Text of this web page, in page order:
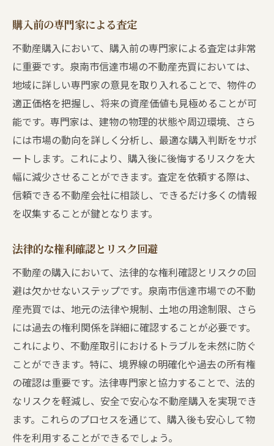
購入前の専門家による査定
不動産購入において、購入前の専門家による査定は非常
に重要です。泉南市信達市場の不動産売買においては、
地域に詳しい専門家の意見を取り入れることで、物件の
適正価格を把握し、将来の資産価値も見極めることが可
能です。専門家は、建物の物理的状態や周辺環境、さら
には市場の動向を詳しく分析し、最適な購入判断をサポ
ートします。これにより、購入後に後悔するリスクを大
幅に減少させることができます。査定を依頼する際は、
信頼できる不動産会社に相談し、できるだけ多くの情報
を収集することが鍵となります。
法律的な権利確認とリスク回避
不動産の購入において、法律的な権利確認とリスクの回
避は欠かせないステップです。泉南市信達市場での不動
産売買では、地元の法律や規制、土地の用途制限、さら
には過去の権利関係を詳細に確認することが必要です。
これにより、不動産取引におけるトラブルを未然に防ぐ
ことができます。特に、境界線の明確化や過去の所有権
の確認は重要です。法律専門家と協力することで、法的
なリスクを軽減し、安全で安心な不動産購入を実現でき
ます。これらのプロセスを通じて、購入後も安心して物
件を利用することができるでしょう。